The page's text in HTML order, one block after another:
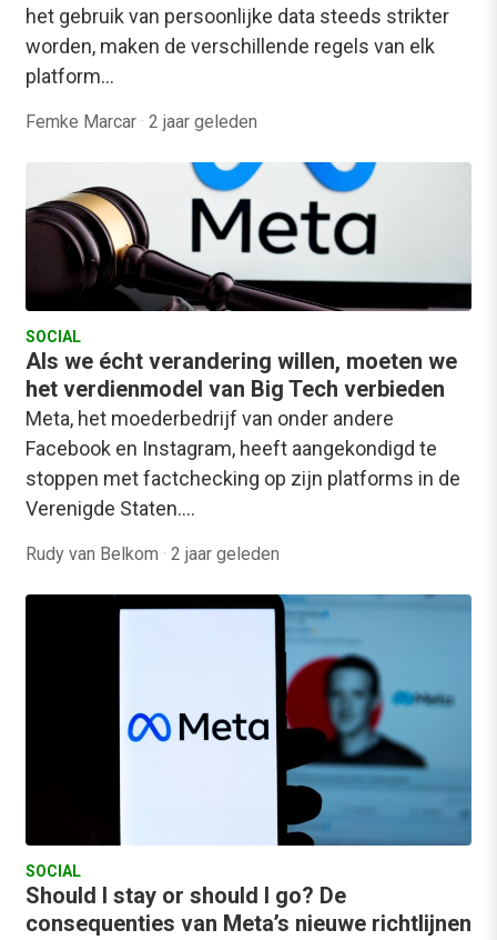
het gebruik van persoonlijke data steeds strikter
worden, maken de verschillende regels van elk
platform…
Femke Marcar · 2 jaar geleden
SOCIAL
Als we écht verandering willen, moeten we
het verdienmodel van Big Tech verbieden
Meta, het moederbedrijf van onder andere
Facebook en Instagram, heeft aangekondigd te
stoppen met factchecking op zijn platforms in de
Verenigde Staten.…
Rudy van Belkom · 2 jaar geleden
SOCIAL
Should I stay or should I go? De
consequenties van Meta’s nieuwe richtlijnen